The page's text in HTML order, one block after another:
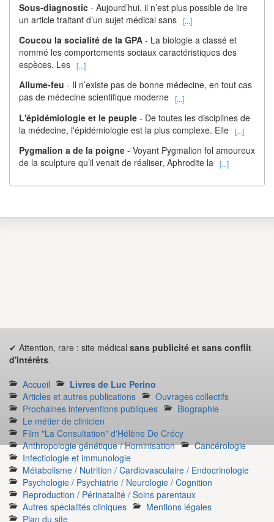
Sous-diagnostic - Aujourd’hui, il n’est plus possible de lire
un article traitant d’un sujet médical sans [...]
Coucou la socialité de la GPA - La biologie a classé et
nommé les comportements sociaux caractéristiques des
espèces. Les [...]
Allume-feu - Il n’existe pas de bonne médecine, en tout cas
pas de médecine scientifique moderne [...]
L'épidémiologie et le peuple - De toutes les disciplines de
la médecine, l'épidémiologie est la plus complexe. Elle [...]
Pygmalion a de la poigne - Voyant Pygmalion fol amoureux
de la sculpture qu’il venait de réaliser, Aphrodite la [...]
✔ Attention, rare : site médical sans publicité et sans conflit
d'intérêts.
Accueil
Livres de Luc Perino
Articles et autres publications
Ouvrages collectifs
Prochaines interventions publiques
Biographie
Le métier de clinicien
Film "La Consultation" d'Hélène De Crécy
Anthropologie génétique / Hominisation
Cancérologie
Infectiologie et immunologie
Métabolisme / Nutrition / Cardiovasculaire / Endocrinologie
Psychologie / Psychiatrie / Neurologie / Cognition
Reproduction / Périnatalité / Soins parentaux
Autres spécialités cliniques
Mentions légales
Plan du site